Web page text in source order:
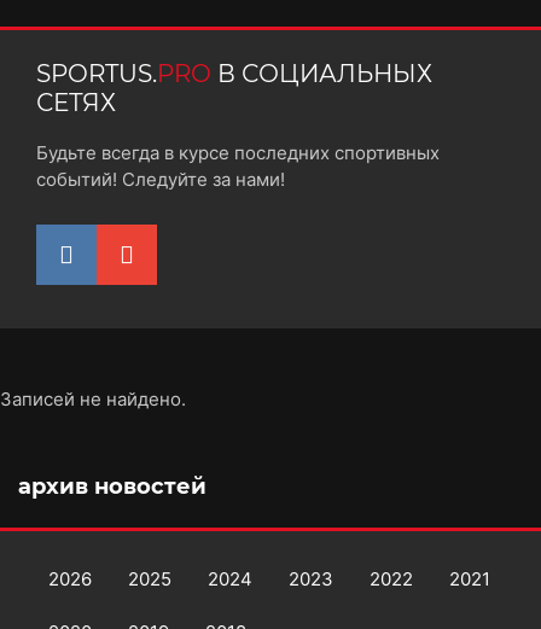
SPORTUS.PRO В СОЦИАЛЬНЫХ
СЕТЯХ
Будьте всегда в курсе последних спортивных
событий! Следуйте за нами!
Записей не найдено.
архив новостей
2026 2025 2024 2023 2022 2021